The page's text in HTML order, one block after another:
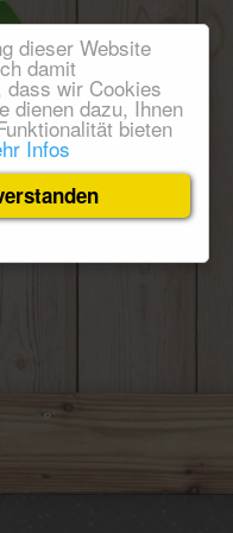
dieser Website
damit
dass wir Cookies
dienen dazu, Ihnen
bieten
Infos